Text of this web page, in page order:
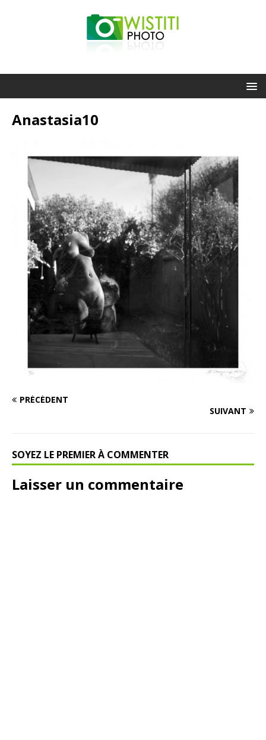
Anastasia10
PRÉCÉDENT
SUIVANT
SOYEZ LE PREMIER À COMMENTER
Laisser un commentaire